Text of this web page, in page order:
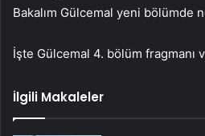
Bakalım Gülcemal yeni bölümde
İşte Gülcemal 4. bölüm fragmanı
İlgili Makaleler